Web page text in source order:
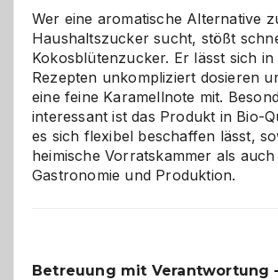
für
Hunde
im
eigenen
Wer eine aromatische Alternative
Haushaltszucker sucht, stößt
Kokosblütenzucker. Er lässt sich in
Rezepten unkompliziert dosieren
eine feine Karamellnote mit.
interessant ist das Produkt in Bio-
es sich flexibel beschaffen lässt,
heimische Vorratskammer als
Gastronomie und Produktion.
Betreuung mit Verantwortung